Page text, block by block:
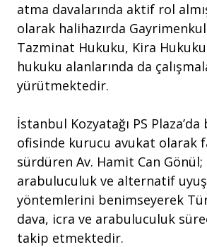
atma davalarında aktif rol
olarak halihazırda
Tazminat Hukuku, Kira
hukuku alanlarında da
yürütmektedir.
İstanbul Kozyatağı PS
ofisinde kurucu avukat olarak
sürdüren Av. Hamit Can
arabuluculuk ve alternatif
yöntemlerini benimseyerek
dava, icra ve arabuluculuk
takip etmektedir.